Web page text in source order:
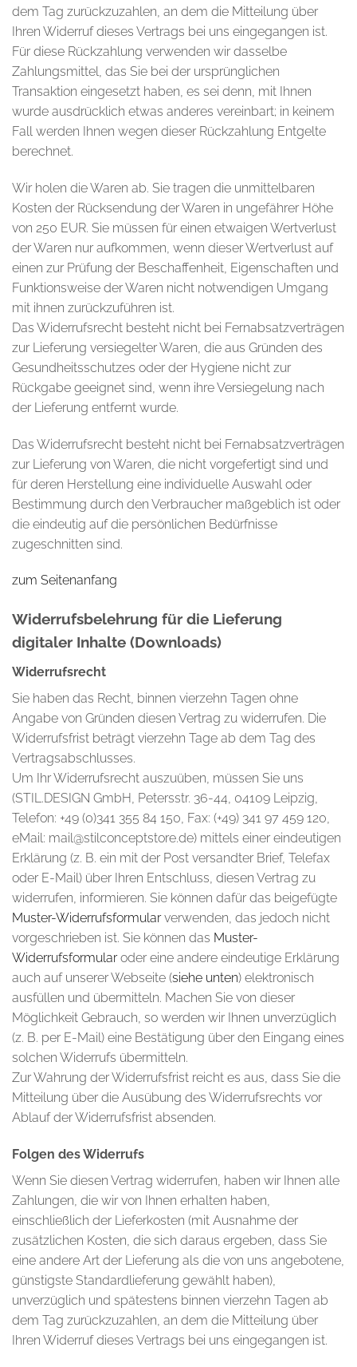
dem Tag zurückzuzahlen, an dem die Mitteilung über
Ihren Widerruf dieses Vertrags bei uns eingegangen ist.
Für diese Rückzahlung verwenden wir dasselbe
Zahlungsmittel, das Sie bei der ursprünglichen
Transaktion eingesetzt haben, es sei denn, mit Ihnen
wurde ausdrücklich etwas anderes vereinbart; in keinem
Fall werden Ihnen wegen dieser Rückzahlung Entgelte
berechnet.
Wir holen die Waren ab. Sie tragen die unmittelbaren
Kosten der Rücksendung der Waren in ungefährer Höhe
von 250 EUR. Sie müssen für einen etwaigen Wertverlust
der Waren nur aufkommen, wenn dieser Wertverlust auf
einen zur Prüfung der Beschaffenheit, Eigenschaften und
Funktionsweise der Waren nicht notwendigen Umgang
mit ihnen zurückzuführen ist.
Das Widerrufsrecht besteht nicht bei Fernabsatzverträgen
zur Lieferung versiegelter Waren, die aus Gründen des
Gesundheitsschutzes oder der Hygiene nicht zur
Rückgabe geeignet sind, wenn ihre Versiegelung nach
der Lieferung entfernt wurde.
Das Widerrufsrecht besteht nicht bei Fernabsatzverträgen
zur Lieferung von Waren, die nicht vorgefertigt sind und
für deren Herstellung eine individuelle Auswahl oder
Bestimmung durch den Verbraucher maßgeblich ist oder
die eindeutig auf die persönlichen Bedürfnisse
zugeschnitten sind.
zum Seitenanfang
Widerrufsbelehrung für die Lieferung
digitaler Inhalte (Downloads)
Widerrufsrecht
Sie haben das Recht, binnen vierzehn Tagen ohne
Angabe von Gründen diesen Vertrag zu widerrufen. Die
Widerrufsfrist beträgt vierzehn Tage ab dem Tag des
Vertragsabschlusses.
Um Ihr Widerrufsrecht auszuüben, müssen Sie uns
(STIL.DESIGN GmbH, Petersstr. 36-44, 04109 Leipzig,
Telefon: +49 (0)341 355 84 150, Fax: (+49) 341 97 459 120,
eMail: mail@stilconceptstore.de) mittels einer eindeutigen
Erklärung (z. B. ein mit der Post versandter Brief, Telefax
oder E-Mail) über Ihren Entschluss, diesen Vertrag zu
widerrufen, informieren. Sie können dafür das beigefügte
Muster-Widerrufsformularverwenden, das jedoch nicht
vorgeschrieben ist. Sie können das Muster-
Widerrufsformularoder eine andere eindeutige Erklärung
auch auf unserer Webseite (siehe unten) elektronisch
ausfüllen und übermitteln. Machen Sie von dieser
Möglichkeit Gebrauch, so werden wir Ihnen unverzüglich
(z. B. per E-Mail) eine Bestätigung über den Eingang eines
solchen Widerrufs übermitteln.
Zur Wahrung der Widerrufsfrist reicht es aus, dass Sie die
Mitteilung über die Ausübung des Widerrufsrechts vor
Ablauf der Widerrufsfrist absenden.
Folgen des Widerrufs
Wenn Sie diesen Vertrag widerrufen, haben wir Ihnen alle
Zahlungen, die wir von Ihnen erhalten haben,
einschließlich der Lieferkosten (mit Ausnahme der
zusätzlichen Kosten, die sich daraus ergeben, dass Sie
eine andere Art der Lieferung als die von uns angebotene,
günstigste Standardlieferung gewählt haben),
unverzüglich und spätestens binnen vierzehn Tagen ab
dem Tag zurückzuzahlen, an dem die Mitteilung über
Ihren Widerruf dieses Vertrags bei uns eingegangen ist.